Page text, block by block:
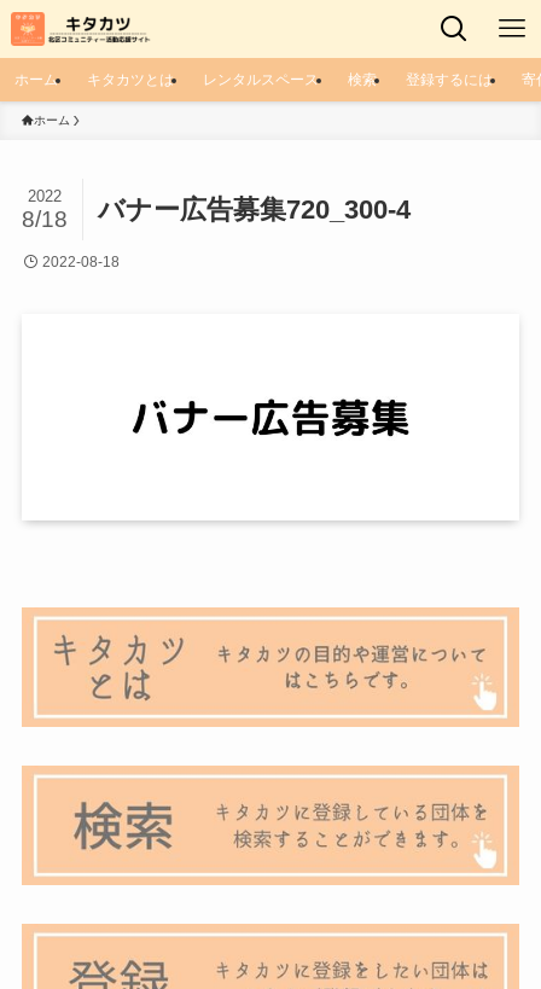
ホーム キタカツとは レンタルスペース 検索 登録するには 寄
ホーム
バナー広告募集720_300-4
2022
8/18
2022-08-18